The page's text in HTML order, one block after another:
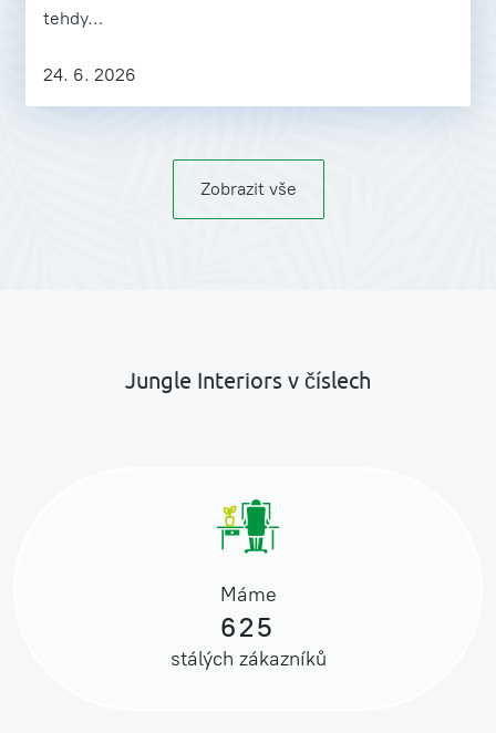
tehdy…
24. 6. 2026
Zobrazit vše
Jungle Interiors v číslech
Máme
625
stálých zákazníků